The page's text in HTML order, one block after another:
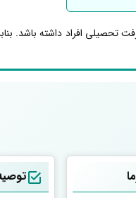
افراد داشته باشد.